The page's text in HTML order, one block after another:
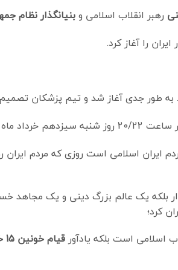
رهبر انقلاب اسلامی و بنیانگذار نظام
اعلا پیوست.
برای مردم ایران اسلامی است روزی که مردم
یک عالم بزرگ دینی و یک مجاهد
کرد؛
قیام خونین 15 خرداد